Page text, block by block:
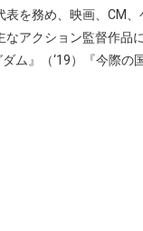
を務め、映画、CM
アクション監督作品
ム』（‘19）『今際